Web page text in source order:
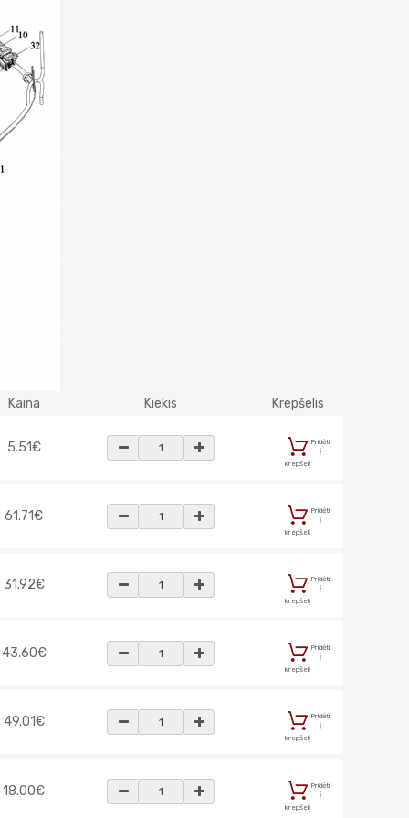
Kaina Kiekis Krepšelis
5.51€
Pridėti
į
krepšelį
61.71€
Pridėti
į
krepšelį
31.92€
Pridėti
į
krepšelį
43.60€
Pridėti
į
krepšelį
49.01€
Pridėti
į
krepšelį
18.00€
Pridėti
į
krepšelį